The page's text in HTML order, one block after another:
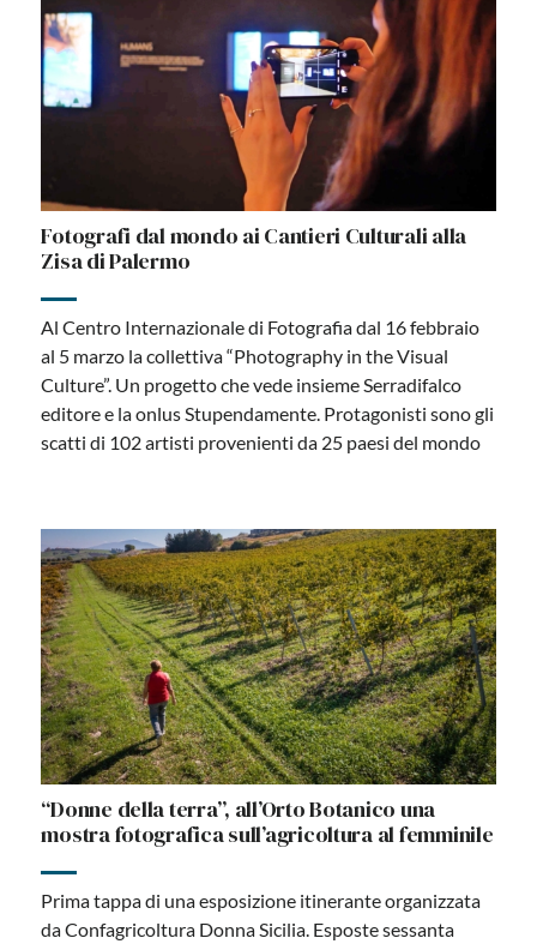
Fotografi dal mondo ai Cantieri Culturali alla
Zisa di Palermo
Al Centro Internazionale di Fotografia dal 16 febbraio
al 5 marzo la collettiva “Photography in the Visual
Culture”. Un progetto che vede insieme Serradifalco
editore e la onlus Stupendamente. Protagonisti sono gli
scatti di 102 artisti provenienti da 25 paesi del mondo
“Donne della terra”, all’Orto Botanico una
mostra fotografica sull’agricoltura al femminile
Prima tappa di una esposizione itinerante organizzata
da Confagricoltura Donna Sicilia. Esposte sessanta